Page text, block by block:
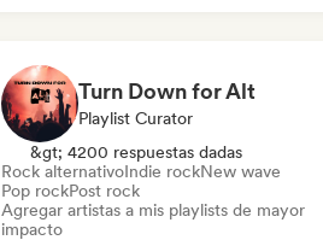
Turn Down for Alt
Playlist Curator
&gt; 4200 respuestas dadas
Rock alternativoIndie rockNew wave
Pop rockPost rock
Agregar artistas a mis playlists de mayor
impacto